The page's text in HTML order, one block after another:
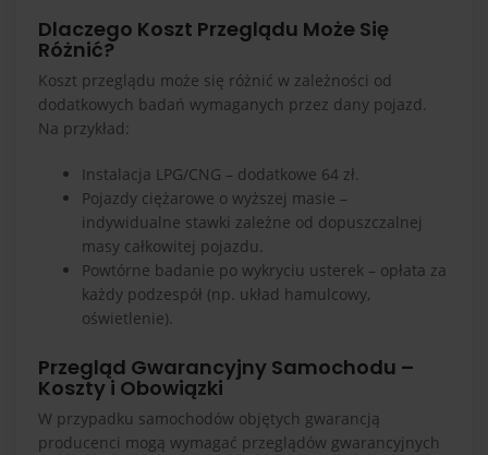
Dlaczego Koszt Przeglądu Może Się
Różnić?
Koszt przeglądu może się różnić w zależności od
dodatkowych badań wymaganych przez dany pojazd.
Na przykład:
Instalacja LPG/CNG – dodatkowe 64 zł.
Pojazdy ciężarowe o wyższej masie –
indywidualne stawki zależne od dopuszczalnej
masy całkowitej pojazdu.
Powtórne badanie po wykryciu usterek – opłata za
każdy podzespół (np. układ hamulcowy,
oświetlenie).
Przegląd Gwarancyjny Samochodu –
Koszty i Obowiązki
W przypadku samochodów objętych gwarancją
producenci mogą wymagać przeglądów gwarancyjnych